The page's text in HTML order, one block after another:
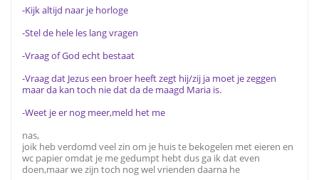
-Kijk altijd naar je horloge
-Stel de hele les lang vragen
-Vraag of God echt bestaat
-Vraag dat Jezus een broer heeft zegt hij/zij ja moet je zeggen
maar da kan toch nie dat da de maagd Maria is.
-Weet je er nog meer,meld het me
nas,
joik heb verdomd veel zin om je huis te bekogelen met eieren en
wc papier omdat je me gedumpt hebt dus ga ik dat even
doen,maar we zijn toch nog wel vrienden daarna he